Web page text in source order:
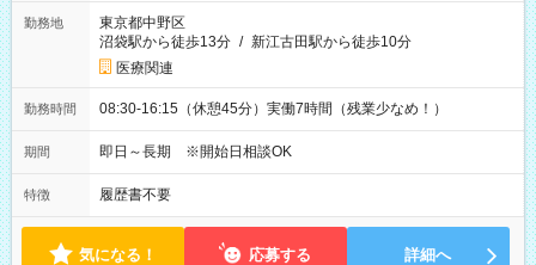
勤務地
東京都中野区
沼袋駅から徒歩13分 / 新江古田駅から徒歩10分
医療関連
勤務時間 08:30-16:15（休憩45分）実働7時間（残業少なめ！）
期間 即日～長期 ※開始日相談OK
特徴 履歴書不要
気になる！ 応募する 詳細へ